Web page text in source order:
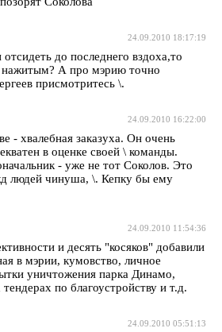
24.09.2010 18:17:19
до последнего вздоха,то
нажитым? А про мэрию точно
присмотритесь \.
24.09.2010 16:22:00
- хвалебная заказуха. Он очень
в оценке своей \ команды.
- уже не тот Соколов. Это
людей чинуша, \. Кепку бы ему
24.09.2010 11:54:36
и десять "косяков" добавили
в мэрии, кумовство, личное
уничтожения парка Динамо,
по благоустройству и т.д.
24.09.2010 05:51:13